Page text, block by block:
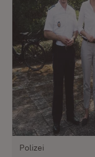
Polizei